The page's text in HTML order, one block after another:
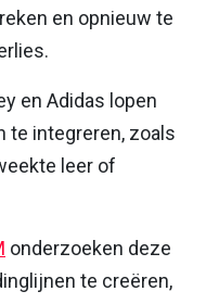
en opnieuw te
en Adidas lopen
te integreren, zoals
leer of
onderzoeken deze
te creëren,